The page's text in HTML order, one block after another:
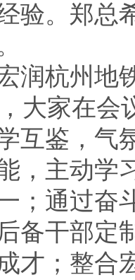
验。郑总
杭州地
大家在会
互鉴，气
，主动学
；通过奋
备干部定
才；整合